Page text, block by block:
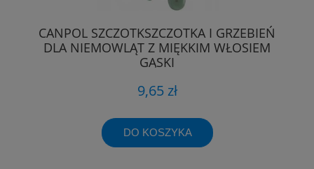
CANPOL SZCZOTKSZCZOTKA I GRZEBIEŃ
DLA NIEMOWLĄT Z MIĘKKIM WŁOSIEM
GĄSKI
9,65 zł
DO KOSZYKA